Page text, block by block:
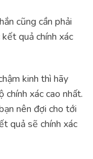
cũng cần phải
quả chính xác
kinh thì hãy
chính xác cao nhất.
nên đợi cho tới
quả sẽ chính xác